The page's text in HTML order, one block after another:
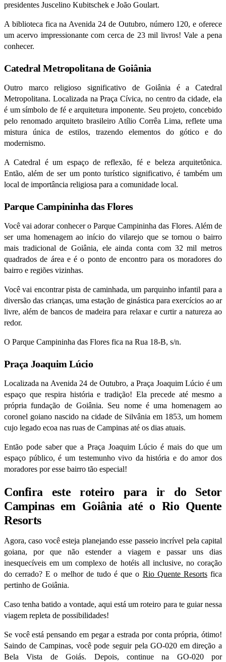
presidentes Juscelino Kubitschek e João Goulart.
A biblioteca fica na Avenida 24 de Outubro, número 120, e oferece
um acervo impressionante com cerca de 23 mil livros! Vale a pena
conhecer.
Catedral Metropolitana de Goiânia
Outro marco religioso significativo de Goiânia é a Catedral
Metropolitana. Localizada na Praça Cívica, no centro da cidade, ela
é um símbolo de fé e arquitetura imponente. Seu projeto, concebido
pelo renomado arquiteto brasileiro Atílio Corrêa Lima, reflete uma
mistura única de estilos, trazendo elementos do gótico e do
modernismo.
A Catedral é um espaço de reflexão, fé e beleza arquitetônica.
Então, além de ser um ponto turístico significativo, é também um
local de importância religiosa para a comunidade local.
Parque Campininha das Flores
Você vai adorar conhecer o Parque Campininha das Flores. Além de
ser uma homenagem ao início do vilarejo que se tornou o bairro
mais tradicional de Goiânia, ele ainda conta com 32 mil metros
quadrados de área e é o ponto de encontro para os moradores do
bairro e regiões vizinhas.
Você vai encontrar pista de caminhada, um parquinho infantil para a
diversão das crianças, uma estação de ginástica para exercícios ao ar
livre, além de bancos de madeira para relaxar e curtir a natureza ao
redor.
O Parque Campininha das Flores fica na Rua 18-B, s/n.
Praça Joaquim Lúcio
Localizada na Avenida 24 de Outubro, a Praça Joaquim Lúcio é um
espaço que respira história e tradição! Ela precede até mesmo a
própria fundação de Goiânia. Seu nome é uma homenagem ao
coronel goiano nascido na cidade de Silvânia em 1853, um homem
cujo legado ecoa nas ruas de Campinas até os dias atuais.
Então pode saber que a Praça Joaquim Lúcio é mais do que um
espaço público, é um testemunho vivo da história e do amor dos
moradores por esse bairro tão especial!
Confira este roteiro para ir do Setor
Campinas em Goiânia até o Rio Quente
Resorts
Agora, caso você esteja planejando esse passeio incrível pela capital
goiana, por que não estender a viagem e passar uns dias
inesquecíveis em um complexo de hotéis all inclusive, no coração
do cerrado? E o melhor de tudo é que o Rio Quente Resortsfica
pertinho de Goiânia.
Caso tenha batido a vontade, aqui está um roteiro para te guiar nessa
viagem repleta de possibilidades!
Se você está pensando em pegar a estrada por conta própria, ótimo!
Saindo de Campinas, você pode seguir pela GO-020 em direção a
Bela Vista de Goiás. Depois, continue na GO-020 por